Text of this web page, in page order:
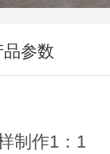
品参数
制作1：1